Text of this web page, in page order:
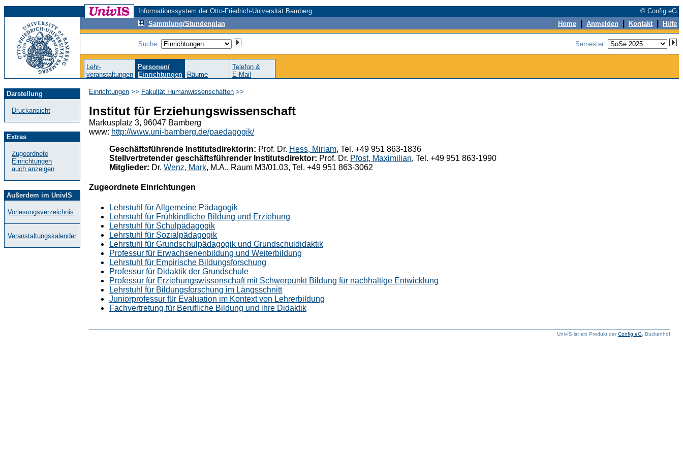
Informationssystem der Otto-Friedrich-Universität Bamberg
© Config eG
Sammlung/Stundenplan
Home Anmelden Kontakt Hilfe
Suche: Semester:
Lehr-
veranstaltungen
Personen/
Einrichtungen
Räume
Telefon &
E-Mail
Darstellung
Druckansicht
Extras
Zugeordnete
Einrichtungen
auch anzeigen
Außerdem im UnivIS
Vorlesungsverzeichnis
Veranstaltungskalender
Einrichtungen >> Fakultät Humanwissenschaften >>
Institut für Erziehungswissenschaft
Markusplatz 3, 96047 Bamberg
www: http://www.uni-bamberg.de/paedagogik/
Geschäftsführende Institutsdirektorin: Prof. Dr. Hess, Miriam, Tel. +49 951 863-1836
Stellvertretender geschäftsführender Institutsdirektor: Prof. Dr. Pfost, Maximilian, Tel. +49 951 863-1990
Mitglieder: Dr. Wenz, Mark, M.A., Raum M3/01.03, Tel. +49 951 863-3062
Zugeordnete Einrichtungen
Lehrstuhl für Allgemeine Pädagogik
Lehrstuhl für Frühkindliche Bildung und Erziehung
Lehrstuhl für Schulpädagogik
Lehrstuhl für Sozialpädagogik
Lehrstuhl für Grundschulpädagogik und Grundschuldidaktik
Professur für Erwachsenenbildung und Weiterbildung
Lehrstuhl für Empirische Bildungsforschung
Professur für Didaktik der Grundschule
Professur für Erziehungswissenschaft mit Schwerpunkt Bildung für nachhaltige Entwicklung
Lehrstuhl für Bildungsforschung im Längsschnitt
Juniorprofessur für Evaluation im Kontext von Lehrerbildung
Fachvertretung für Berufliche Bildung und ihre Didaktik
UnivIS ist ein Produkt derConfig eG , Buckenhof